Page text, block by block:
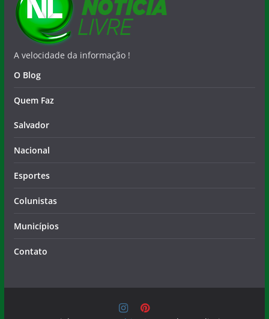
A velocidade da informação !
O Blog
Quem Faz
Salvador
Nacional
Esportes
Colunistas
Municípios
Contato